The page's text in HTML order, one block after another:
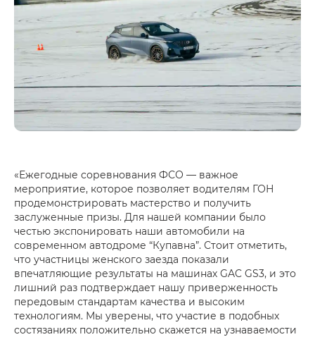
«Ежегодные соревнования ФСО — важное
мероприятие, которое позволяет водителям ГОН
продемонстрировать мастерство и получить
заслуженные призы. Для нашей компании было
честью экспонировать наши автомобили на
современном автодроме “Купавна”. Стоит отметить,
что участницы женского заезда показали
впечатляющие результаты на машинах GAC GS3, и это
лишний раз подтверждает нашу приверженность
передовым стандартам качества и высоким
технологиям. Мы уверены, что участие в подобных
состязаниях положительно скажется на узнаваемости